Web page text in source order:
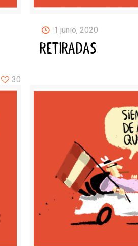
1 junio, 2020
RETIRADAS
30